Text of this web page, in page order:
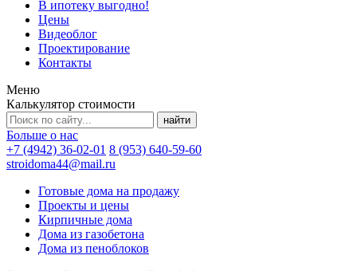
В ипотеку выгодно!
Цены
Видеоблог
Проектирование
Контакты
Меню
Калькулятор стоимости
Больше о нас
+7 (4942) 36-02-01 8 (953) 640-59-60
stroidoma44@mail.ru
Готовые дома на продажу
Проекты и цены
Кирпичные дома
Дома из газобетона
Дома из пеноблоков